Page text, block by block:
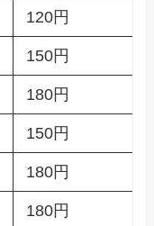
120円
150円
180円
150円
180円
180円